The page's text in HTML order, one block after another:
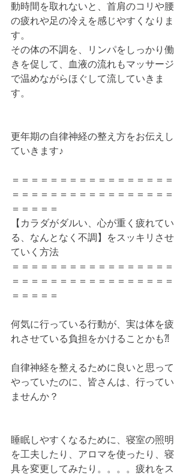
動時間を取れないと、首肩のコリや腰
の疲れや足の冷えを感じやすくなりま
す。
その体の不調を、リンパをしっかり働
きを促して、血液の流れもマッサージ
で温めながらほぐして流していきま
す。
更年期の自律神経の整え方をお伝えし
ていきます♪
＝＝＝＝＝＝＝＝＝＝＝＝＝＝＝＝＝
＝＝＝＝＝＝＝＝＝＝＝＝＝＝＝＝＝
＝＝＝＝＝
【カラダがダルい、心が重く疲れてい
る、なんとなく不調】をスッキリさせ
ていく方法
＝＝＝＝＝＝＝＝＝＝＝＝＝＝＝＝＝
＝＝＝＝＝＝＝＝＝＝＝＝＝＝＝＝＝
＝＝＝＝＝
何気に行っている行動が、実は体を疲
自律神経を整えるために良いと思って
やっていたのに、皆さんは、行ってい
ませんか？
睡眠しやすくなるために、寝室の照明
を工夫したり、アロマを使ったり、寝
具を変更してみたり。。。。疲れをス